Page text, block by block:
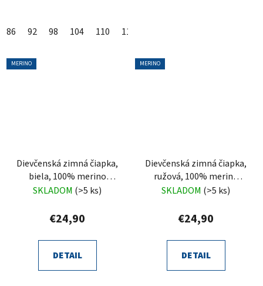
86 92 98 104 110 116
MERINO
Dievčenská zimná čiapka,
biela, 100% merino
vlnená, zaväzovacia,
SKLADOM (>5 ks)
€24,90
DETAIL
MERINO
Dievčenská zimná čiapka,
ružová, 100% merino
vlnená, zaväzovacia,
SKLADOM (>5 ks)
€24,90
DETAIL